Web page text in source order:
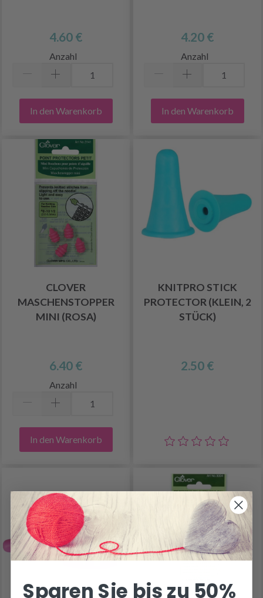
4.60 €
Anzahl
In den Warenkorb
4.20 €
Anzahl
In den Warenkorb
CLOVER
MASCHENSTOPPER
MINI (ROSA)
6.40 €
Anzahl
In den Warenkorb
KNITPRO STICK
PROTECTOR (KLEIN, 2
STÜCK)
2.50 €
Sparen Sie bis zu 50%